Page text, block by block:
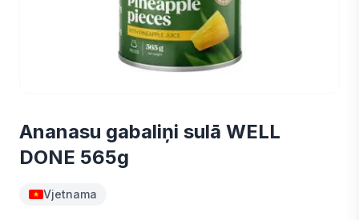
Ananasu gabaliņi sulā WELL
DONE 565g
Vjetnama